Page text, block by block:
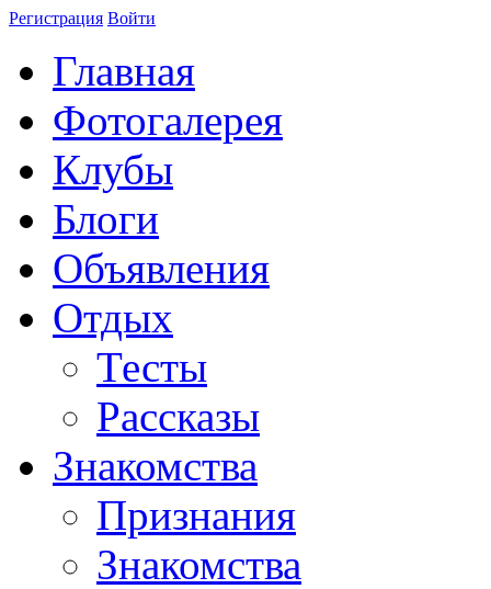
Регистрация Войти
Главная
Фотогалерея
Клубы
Блоги
Объявления
Отдых
Тесты
Рассказы
Знакомства
Признания
Знакомства